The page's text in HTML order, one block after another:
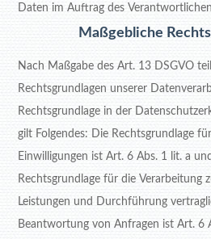
Daten im Auftrag des
Maßgebliche
Nach Maßgabe des Art. 13 DSGVO
Rechtsgrundlagen unserer
Rechtsgrundlage in der
gilt Folgendes: Die Rechtsgrundlage
Einwilligungen ist Art. 6 Abs. 1 lit. a
Rechtsgrundlage für die Verarbeitung
Leistungen und Durchführung
Beantwortung von Anfragen ist Art. 6